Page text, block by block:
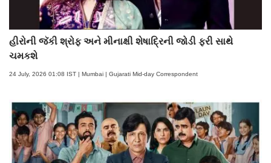
હીરોની જૅકી શ્રોફ અને મીનાક્ષી શેષાદ્રિની જોડી ફરી સાથે
ચમકશે
24 July, 2026 01:08 IST | Mumbai | Gujarati Mid-day Correspondent